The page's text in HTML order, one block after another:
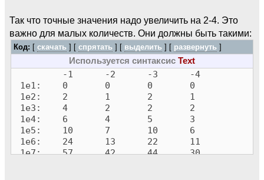
Так что точные значения надо увеличить на 2-4. Это
важно для малых количеств. Они должны быть такими:
Код: [скачать ] [спрятать ] [ выделить ] [ развернуть ]
Используется синтаксис Text
-1 -2 -3 -4
1e1: 0 0 0 0
1e2: 2 1 2 1
1e3: 4 2 2 2
1e4: 6 4 5 3
1e5: 10 7 10 6
1e6: 24 13 22 11
1e7: 57 42 44 30